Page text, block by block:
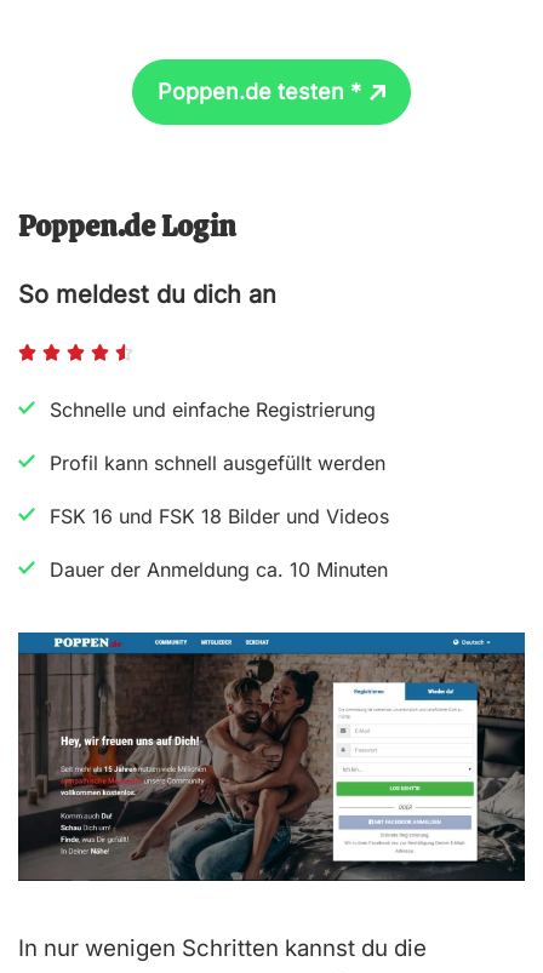
Poppen.de testen *
Poppen.de Login
So meldest du dich an
    
e
m
t
4
.
5
v
n
Schnelle und einfache Registrierung
Profil kann schnell ausgefüllt werden
FSK 16 und FSK 18 Bilder und Videos
Dauer der Anmeldung ca. 10 Minuten
In nur wenigen Schritten kannst du die